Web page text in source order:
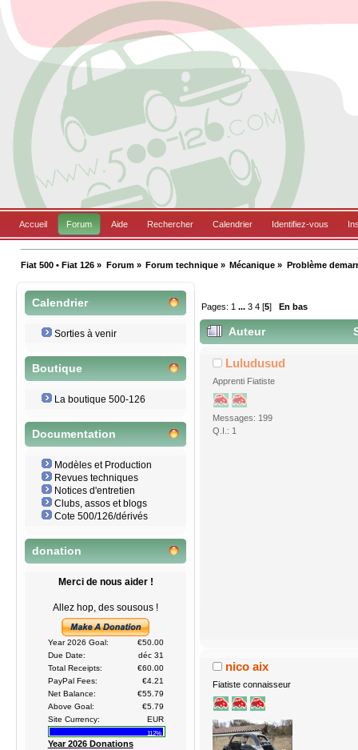
Accueil Forum Aide Rechercher Calendrier Identifiez-vous
Fiat 500 • Fiat 126 » Forum» Forum technique» Mécanique » Problème
Calendrier
Sorties à venir
Boutique
La boutique 500-126
Documentation
Modèles et Production
Revues techniques
Notices d'entretien
Clubs, assos et blogs
Cote 500/126/dérivés
donation
Merci de nous aider !
Allez hop, des sousous !
Year 2026 Goal:
€50.00
Due Date:
déc 31
Total Receipts:
€60.00
PayPal Fees:
€4.21
Net Balance:
€55.79
Above Goal:
€5.79
Site Currency:
EUR
112%
Year 2026 Donations
Pages: 1 ...3 4 [5] En bas
Auteur
Luludusud
Apprenti Fiatiste
Messages: 199
Q.I.: 1
nico aix
Fiatiste connaisseur